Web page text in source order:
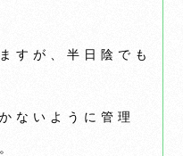
すが、半日陰でも
ないように管理